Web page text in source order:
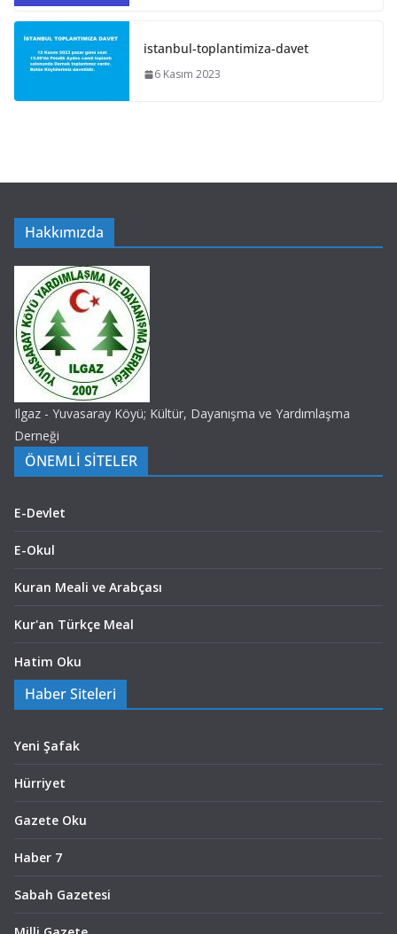
istanbul-toplantimiza-davet
6 Kasım 2023
Hakkımızda
Ilgaz - Yuvasaray Köyü; Kültür, Dayanışma ve Yardımlaşma
Derneği
ÖNEMLİ SİTELER
E-Devlet
E-Okul
Kuran Meali ve Arabçası
Kur'an Türkçe Meal
Hatim Oku
Haber Siteleri
Yeni Şafak
Hürriyet
Gazete Oku
Haber 7
Sabah Gazetesi